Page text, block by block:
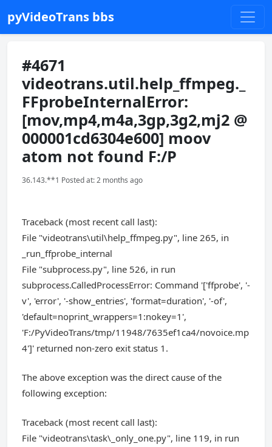
pyVideoTrans bbs
#4671
videotrans.util.help_ffmpeg._
FFprobeInternalError:
[mov,mp4,m4a,3gp,3g2,mj2 @
000001cd6304e600] moov
atom not found F:/P
36.143.**1 Posted at: 2 months ago
Traceback (most recent call last):
File "videotrans\util\help_ffmpeg.py", line 265, in
_run_ffprobe_internal
File "subprocess.py", line 526, in run
subprocess.CalledProcessError: Command '['ffprobe', '-
v', 'error', '-show_entries', 'format=duration', '-of',
'default=noprint_wrappers=1:nokey=1',
'F:/PyVideoTrans/tmp/11948/7635ef1ca4/novoice.mp
4']' returned non-zero exit status 1.
The above exception was the direct cause of the
following exception:
Traceback (most recent call last):
File "videotrans\task\_only_one.py", line 119, in run